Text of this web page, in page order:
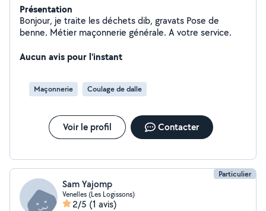
Présentation
Bonjour, je traite les déchets dib, gravats Pose de
benne. Métier maçonnerie générale. A votre service.
Aucun avis pour l'instant
Maçonnerie Coulage de dalle
Voir le profil Contacter
Particulier
Sam Yajomp
Venelles (Les Logissons)
2/5 (1 avis)